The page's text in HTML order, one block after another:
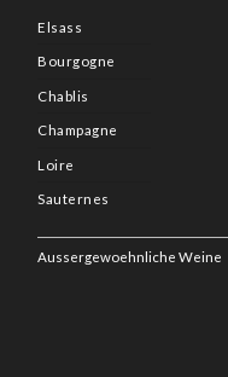
Elsass
Bourgogne
Chablis
Champagne
Loire
Sauternes
Aussergewoehnliche Weine